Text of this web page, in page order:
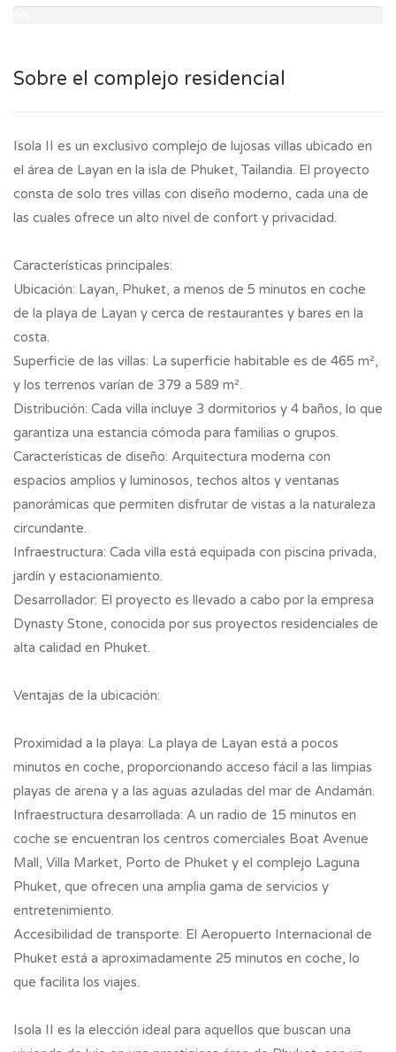
Sobre el complejo residencial
Isola II es un exclusivo complejo de lujosas villas ubicado en
el área de Layan en la isla de Phuket, Tailandia. El proyecto
consta de solo tres villas con diseño moderno, cada una de
las cuales ofrece un alto nivel de confort y privacidad.
Características principales:
Ubicación: Layan, Phuket, a menos de 5 minutos en coche
de la playa de Layan y cerca de restaurantes y bares en la
costa.
Superficie de las villas: La superficie habitable es de 465 m²,
y los terrenos varían de 379 a 589 m².
Distribución: Cada villa incluye 3 dormitorios y 4 baños, lo que
garantiza una estancia cómoda para familias o grupos.
Características de diseño: Arquitectura moderna con
espacios amplios y luminosos, techos altos y ventanas
panorámicas que permiten disfrutar de vistas a la naturaleza
circundante.
Infraestructura: Cada villa está equipada con piscina privada,
jardín y estacionamiento.
Desarrollador: El proyecto es llevado a cabo por la empresa
Dynasty Stone, conocida por sus proyectos residenciales de
alta calidad en Phuket.
Ventajas de la ubicación:
Proximidad a la playa: La playa de Layan está a pocos
minutos en coche, proporcionando acceso fácil a las limpias
playas de arena y a las aguas azuladas del mar de Andamán.
Infraestructura desarrollada: A un radio de 15 minutos en
coche se encuentran los centros comerciales Boat Avenue
Mall, Villa Market, Porto de Phuket y el complejo Laguna
Phuket, que ofrecen una amplia gama de servicios y
entretenimiento.
Accesibilidad de transporte: El Aeropuerto Internacional de
Phuket está a aproximadamente 25 minutos en coche, lo
que facilita los viajes.
Isola II es la elección ideal para aquellos que buscan una